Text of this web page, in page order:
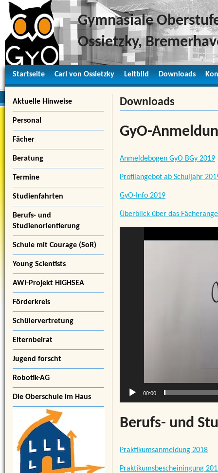
Gymnasiale
Ossietzky,
Startseite Carl von Ossietzky Leitbild Downloads
Downloads
GyO-
Anmeldebogen GyO BGy 2019
Profilangebot ab Schuljahr
GyO-Info 2019
Überblick über das
00:00
Berufs- und
Praktikumsanmeldung 2018
Praktikumsbescheiningung
Aktuelle Hinweise
Personal
Fächer
Beratung
Termine
Studienfahrten
Berufs- und
Studienorientierung
Schule mit Courage (SoR)
Young Scientists
AWI-Projekt HIGHSEA
Förderkreis
Schülervertretung
Elternbeirat
Jugend forscht
Robotik-AG
Die Oberschule im Haus